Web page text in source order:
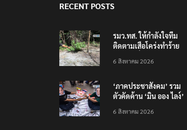
RECENT POSTS
รมว.ทส. ให้กำลังใจทีม
ติดตามเสือโคร่งทำร้าย
6 สิงหาคม 2026
‘ภาคประชาสังคม’ รวม
ตัวคัดค้าน ‘มิน ออง ไลง์’
ต้อนรับอาชญากร’
6 สิงหาคม 2026